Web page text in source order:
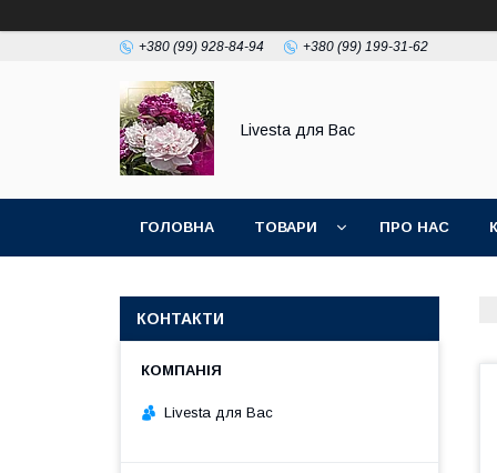
+380 (99) 928-84-94 +380 (99) 199-31-62
Livesta для Вас
ГОЛОВНА ТОВАРИ ПРО НАС
КОНТАКТИ
Livesta для Вас